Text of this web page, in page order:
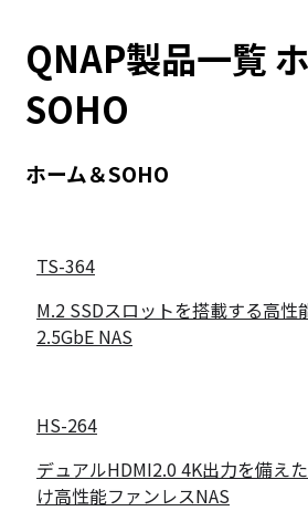
QNAP製品一覧
SOHO
ホーム＆SOHO
TS-364
M.2 SSDスロットを搭載する高性
2.5GbE NAS
HS-264
デュアルHDMI2.0 4K出力を備え
け高性能ファンレスNAS